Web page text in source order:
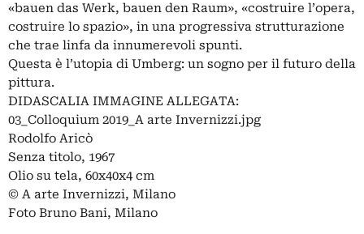
«bauen das Werk, bauen den Raum», «costruire l’opera,
costruire lo spazio», in una progressiva strutturazione
che trae linfa da innumerevoli spunti.
Questa è l’utopia di Umberg: un sogno per il futuro della
pittura.
DIDASCALIA IMMAGINE ALLEGATA:
03_Colloquium 2019_A arte Invernizzi.jpg
Rodolfo Aricò
Senza titolo, 1967
Olio su tela, 60x40x4 cm
© A arte Invernizzi, Milano
Foto Bruno Bani, Milano